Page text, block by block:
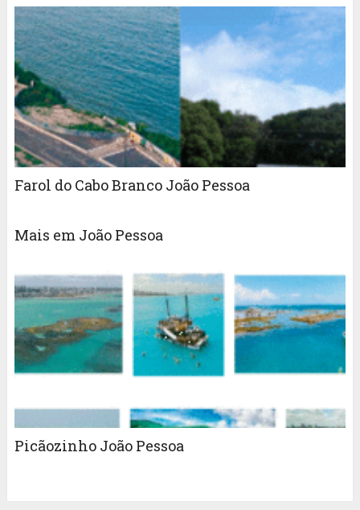
Farol do Cabo Branco João Pessoa
Mais em João Pessoa
Picãozinho João Pessoa